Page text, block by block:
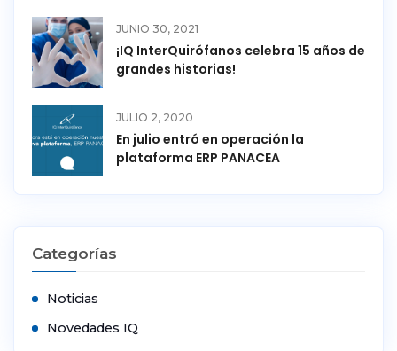
JUNIO 30, 2021
¡IQ InterQuirófanos celebra 15 años de
grandes historias!
JULIO 2, 2020
En julio entró en operación la
plataforma ERP PANACEA
Categorías
Noticias
Novedades IQ